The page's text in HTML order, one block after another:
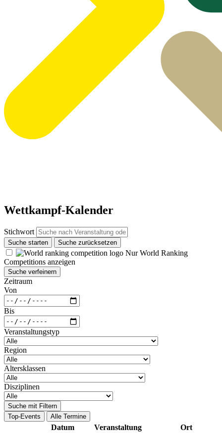
Wettkampf-Kalender
Stichwort
Suche starten Suche zurücksetzen
Nur World Ranking
Competitions anzeigen
Suche verfeinern
Zeitraum
Von
Bis
Veranstaltungstyp
Region
Altersklassen
Disziplinen
Suche mit Filtern
Top-Events
Alle Termine
Datum Veranstaltung Ort